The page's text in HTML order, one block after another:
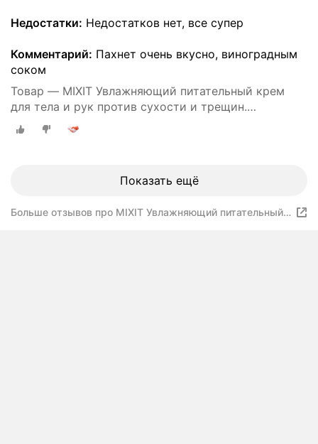
Недостатки: Недостатков нет, все супер
Комментарий: Пахнет очень вкусно, виноградным
соком
Товар — MIXIT Увлажняющий питательный крем
для тела и рук против сухости и трещин.
Восстанавливающее средство для ухода за кожей
тела c пантенолом и маслом виноградных косточек
Показать ещё
Больше отзывов про MIXIT Увлажняющий питательный